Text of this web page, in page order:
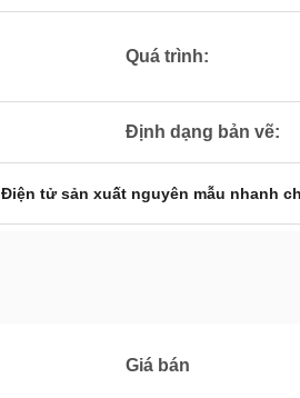
Quá trình:
Định dạng bản vẽ:
Điện tử sản xuất nguyên mẫu nhanh
Giá bán